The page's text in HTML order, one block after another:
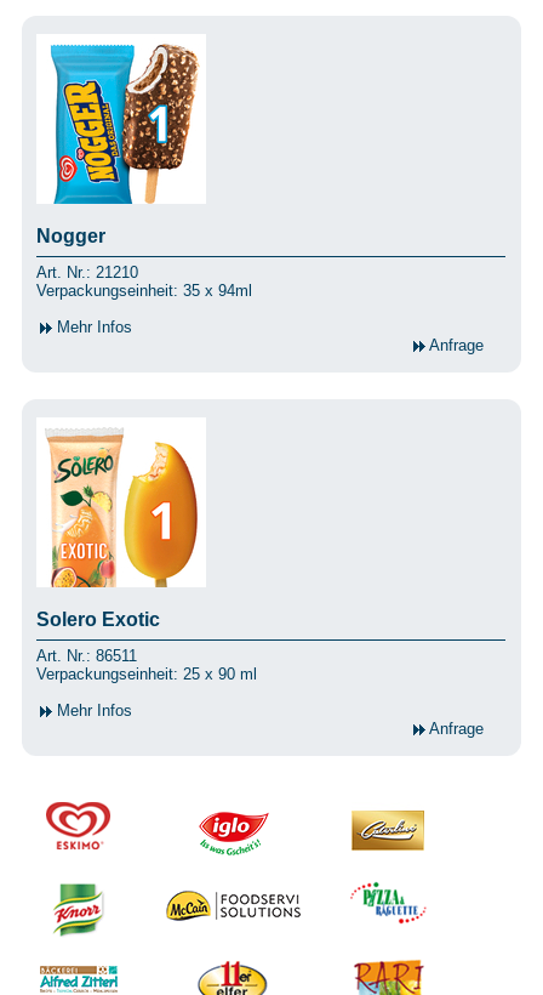
Nogger
Art. Nr.: 21210
Verpackungseinheit: 35 x 94ml
Mehr Infos
Anfrage
Solero Exotic
Art. Nr.: 86511
Verpackungseinheit: 25 x 90 ml
Mehr Infos
Anfrage